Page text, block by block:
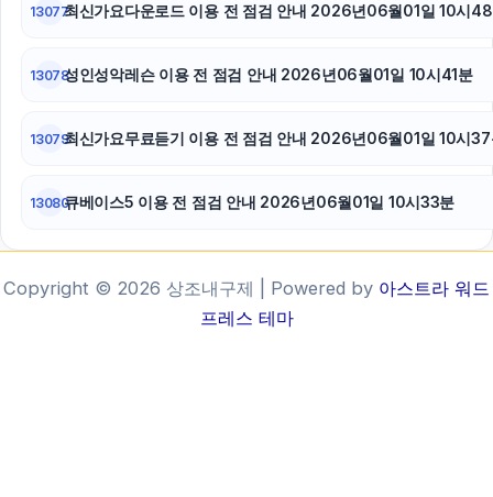
13077최신가요다운로드 이용 전 점검 안내 2026년06월01일 10시
13078성인성악레슨 이용 전 점검 안내 2026년06월01일 10시41분
13079최신가요무료듣기 이용 전 점검 안내 2026년06월01일 10시37
13080큐베이스5 이용 전 점검 안내 2026년06월01일 10시33분
Copyright © 2026 상조내구제 | Powered by 아스트라 워드
프레스 테마